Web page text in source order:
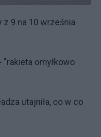
z 9 na 10 września
omyłkowo
utajniła, co w co